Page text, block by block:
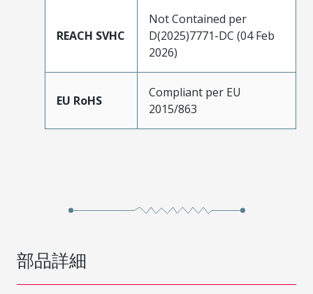
REACH SVHC
Not Contained per
D(2025)7771-DC (04 Feb
2026)
EU RoHS
Compliant per EU
2015/863
部品詳細